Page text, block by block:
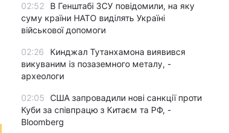
02:52
В Генштабі ЗСУ повідомили, на яку
суму країни НАТО виділять Україні
військової допомоги
02:26
Кинджал Тутанхамона виявився
викуваним із позаземного металу, -
археологи
02:05 США запровадили нові санкції проти
Куби за співпрацю з Китаєм та РФ, -
Bloomberg